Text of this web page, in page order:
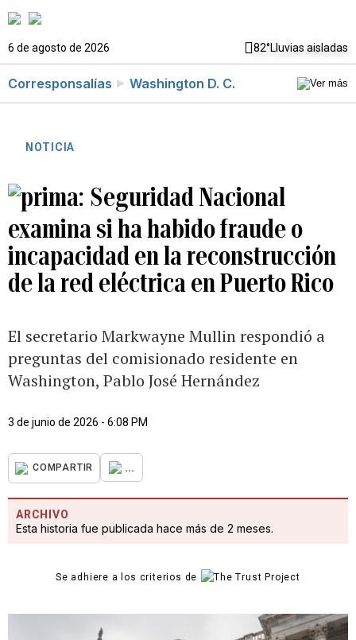
6 de agosto de 2026 82°Lluvias aisladas
Corresponsalías Washington D. C.
NOTICIA
Seguridad Nacional
examina si ha habido fraude o
incapacidad en la reconstrucción
de la red eléctrica en Puerto Rico
El secretario Markwayne Mullin respondió a
preguntas del comisionado residente en
Washington, Pablo José Hernández
3 de junio de 2026 - 6:08 PM
COMPARTIR ...
ARCHIVO
Esta historia fue publicada hace más de 2 meses.
Se adhiere a los criterios de